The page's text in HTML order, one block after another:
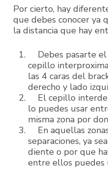
Por cierto, hay
que debes conocer ya
la distancia que hay
Debes pasarte
cepillo
las 4 caras del
derecho y lado
El cepillo
lo puedes usar
misma zona por
En aquellas
separaciones, ya
diente o por que
entre ellos puedes